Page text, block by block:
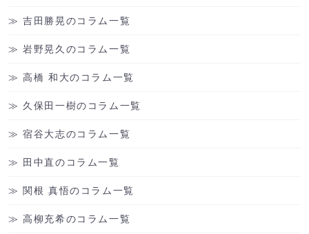
吉田勝晃のコラム一覧
岩野晃久のコラム一覧
高橋 和大のコラム一覧
久保田一樹のコラム一覧
宿谷大志のコラム一覧
田中直のコラム一覧
関根 真悟のコラム一覧
高柳充希のコラム一覧